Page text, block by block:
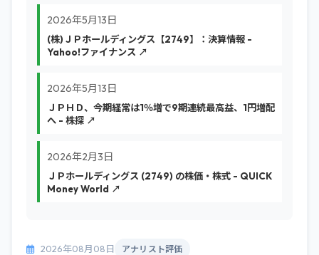
2026年5月13日
(株)ＪＰホールディングス【2749】：決算情報 -
Yahoo!ファイナンス ↗
2026年5月13日
ＪＰＨＤ、今期経常は1％増で9期連続最高益、1円増配
へ - 株探 ↗
2026年2月3日
ＪＰホールディングス (2749) の株価・株式 - QUICK
Money World ↗
2026年08月08日 アナリスト評価